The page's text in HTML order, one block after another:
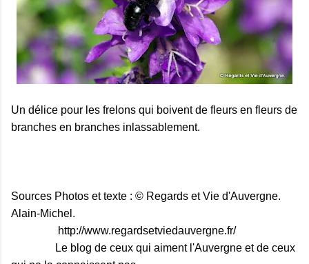
Un délice pour les frelons qui boivent de fleurs en fleurs de
branches en branches inlassablement.
Sources Photos et texte : © Regards et Vie d'Auvergne.
Alain-Michel.
http://www.regardsetviedauvergne.fr/
Le blog de ceux qui aiment l'Auvergne et de ceux